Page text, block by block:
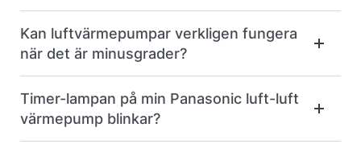
Kan luftvärmepumpar verkligen fungera
när det är minusgrader?
Timer-lampan på min Panasonic luft-luft
värmepump blinkar?